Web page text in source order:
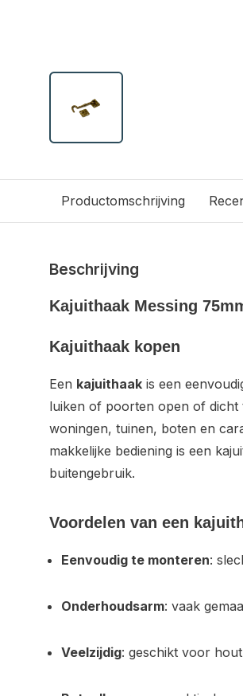
Productomschrijving
Beschrijving
Kajuithaak Messing
Kajuithaak kopen
Een kajuithaak is een
luiken of poorten open of dicht
woningen, tuinen, boten en
makkelijke bediening is een
buitengebruik.
Voordelen van een
Eenvoudig te monteren:
Onderhoudsarm: vaak
Veelzijdig: geschikt voor